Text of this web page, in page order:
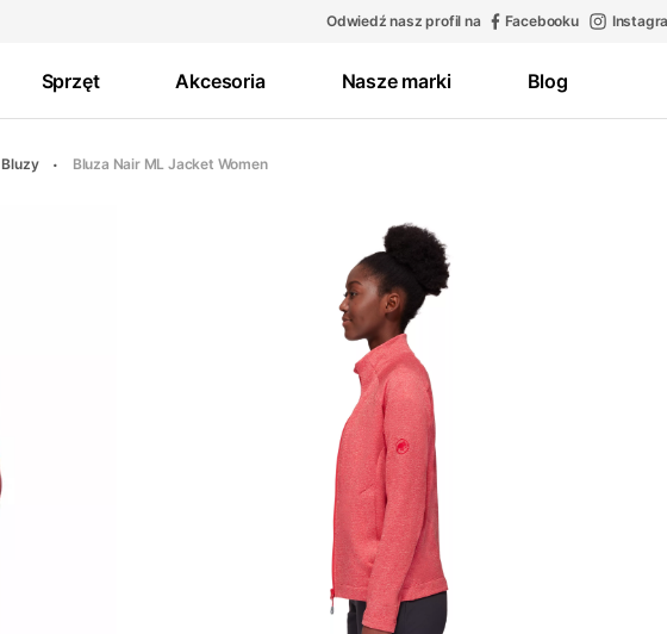
Odwiedź nasz profil na Facebooku
Sprzęt Akcesoria Nasze marki Blog
Bluzy Bluza Nair ML Jacket Women